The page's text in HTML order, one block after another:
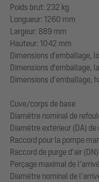
Poids brut: 232 kg
Longueur: 1260 mm
Largeur: 889 mm
Hauteur: 1042 mm
Dimensions d'emballage,
Dimensions d'emballage,
Dimensions d’emballage,
Cuve/corps de base
Diamètre nominal de
Diamètre extérieur (DA)
Raccord pour la pompe
Raccord de purge d’air
Perçage maximal de
Diamètre nominal de